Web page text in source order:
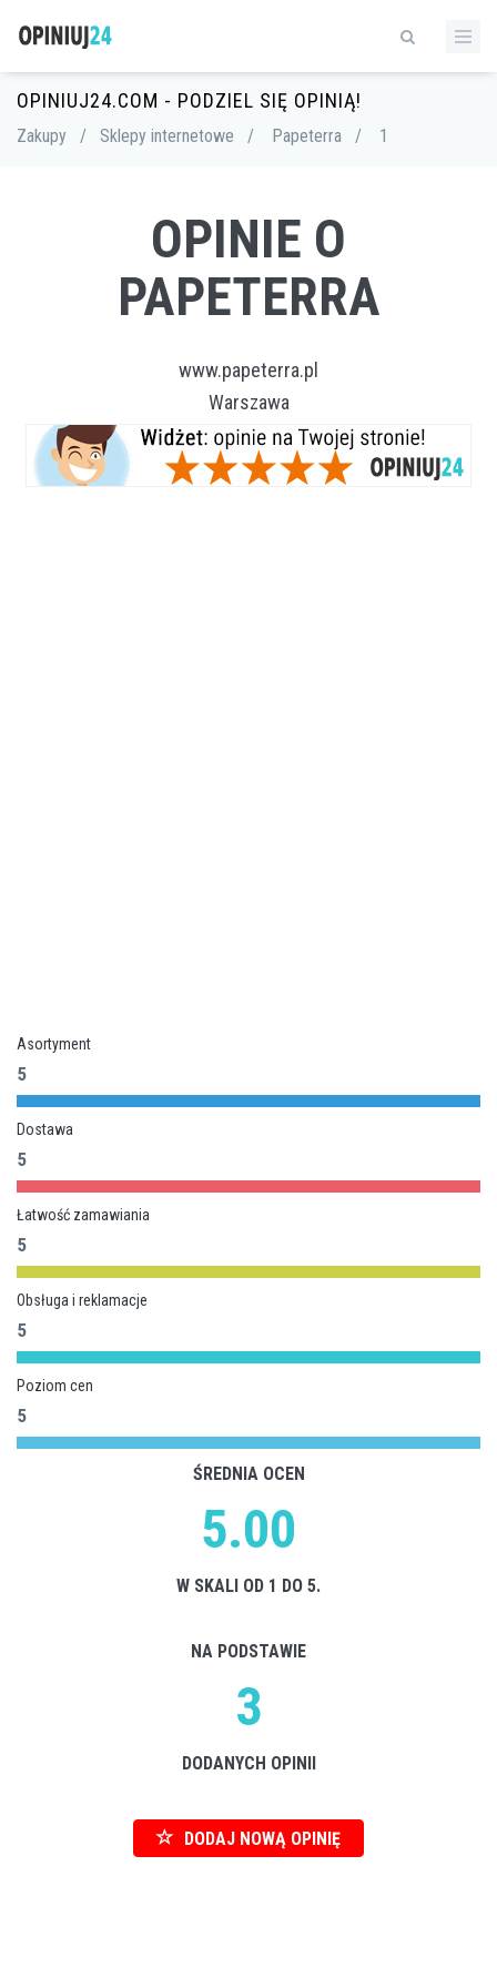
OPINIUJ24.COM - PODZIEL SIĘ OPINIĄ!
Zakupy / Sklepy internetowe / Papeterra / 1
OPINIE O
PAPETERRA
www.papeterra.pl
Warszawa
Asortyment
5
Dostawa
5
Łatwość zamawiania
5
Obsługa i reklamacje
5
Poziom cen
5
ŚREDNIA OCEN
5.00
W SKALI OD 1 DO 5.
NA PODSTAWIE
3
DODANYCH OPINII
DODAJ NOWĄ OPINIĘ